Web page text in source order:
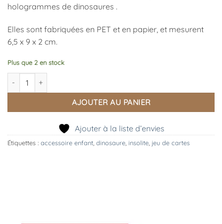
hologrammes de dinosaures .
Elles sont fabriquées en PET et en papier, et mesurent
6,5 x 9 x 2 cm.
Plus que 2 en stock
quantité de Cartes 3D Dino, Kikkerland
AJOUTER AU PANIER
Ajouter à la liste d’envies
Étiquettes : accessoire enfant dinosaure insolite jeu de cartes